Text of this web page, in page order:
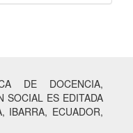
DE DOCENCIA,
SOCIAL ES EDITADA
IBARRA, ECUADOR,